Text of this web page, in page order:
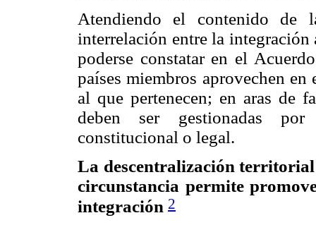
Atendiendo el contenido de
interrelación entre la
poderse constatar en el
países miembros aprovechen
al que pertenecen; en aras de
deben ser gestionadas
constitucional o legal.
La descentralización
circunstancia permite
integración 2